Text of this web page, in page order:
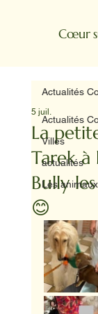
Cœur
Actualités
Villes
actualités
Les animaux
Actualités
La
Tarek à
Bully
😊
5 juil.